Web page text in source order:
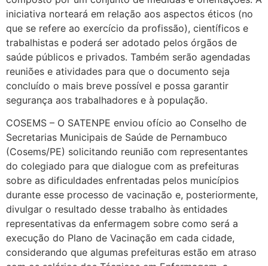
iniciativa norteará em relação aos aspectos éticos (no
que se refere ao exercício da profissão), científicos e
trabalhistas e poderá ser adotado pelos órgãos de
saúde públicos e privados. Também serão agendadas
reuniões e atividades para que o documento seja
concluído o mais breve possível e possa garantir
segurança aos trabalhadores e à população.
COSEMS – O SATENPE enviou ofício ao Conselho de
Secretarias Municipais de Saúde de Pernambuco
(Cosems/PE) solicitando reunião com representantes
do colegiado para que dialogue com as prefeituras
sobre as dificuldades enfrentadas pelos municípios
durante esse processo de vacinação e, posteriormente,
divulgar o resultado desse trabalho às entidades
representativas da enfermagem sobre como será a
execução do Plano de Vacinação em cada cidade,
considerando que algumas prefeituras estão em atraso